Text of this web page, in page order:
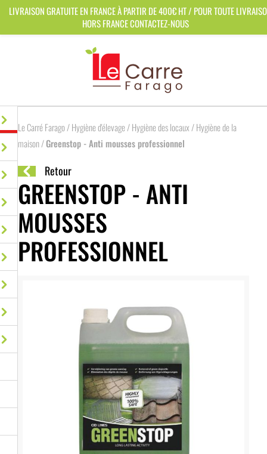
Le Carré Farago/Hygiène d'élevage/Hygiène des locaux /Hygiène de la
maison/Greenstop - Anti mousses professionnel
Retour
GREENSTOP - ANTI
MOUSSES
PROFESSIONNEL
LIVRAISON GRATUITE EN FRANCE À PARTIR DE 400€ HT / POUR TOUTE
HORS FRANCE CONTACTEZ-NOUS
Panneau de gestion des cookies